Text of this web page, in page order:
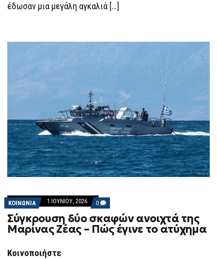
έδωσαν μια μεγάλη αγκαλιά […]
ΚΟΙΝΩΝΙΑ 1 ΙΟΥΝΊΟΥ, 2026 0 COMMENTS
ON
ΣΎΓΚΡΟΥΣΗ
ΔΎΟ
ΣΚΑΦΏΝ
Σύγκρουση δύο σκαφών ανοιχτά της
Μαρίνας Ζέας – Πώς έγινε το ατύχημα
Κοινοποιήστε